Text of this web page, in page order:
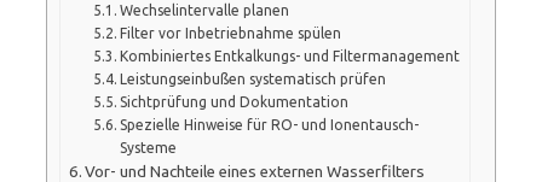
Wechselintervalle planen
Filter vor Inbetriebnahme spülen
Kombiniertes Entkalkungs- und Filtermanagement
Leistungseinbußen systematisch prüfen
Sichtprüfung und Dokumentation
Spezielle Hinweise für RO- und Ionentausch-
Systeme
Vor- und Nachteile eines externen Wasserfilters